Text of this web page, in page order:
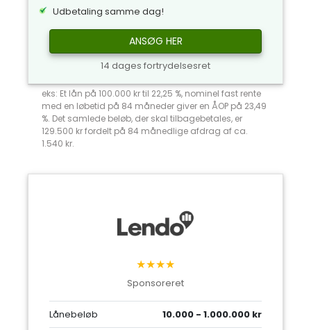
Udbetaling samme dag!
ANSØG HER
14 dages fortrydelsesret
eks: Et lån på 100.000 kr til 22,25 %, nominel fast rente
med en løbetid på 84 måneder giver en ÅOP på 23,49
%. Det samlede beløb, der skal tilbagebetales, er
129.500 kr fordelt på 84 månedlige afdrag af ca.
1.540 kr.
★★★★
Sponsoreret
Lånebeløb 10.000 - 1.000.000 kr